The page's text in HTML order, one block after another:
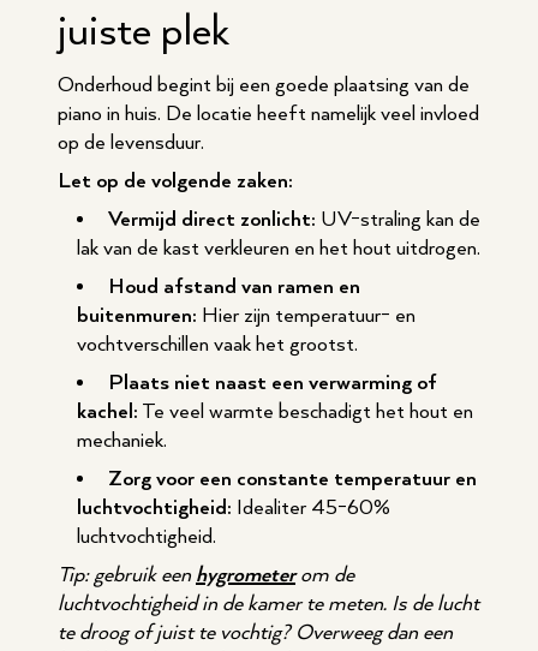
juiste plek
Onderhoud begint bij een goede plaatsing van de
piano in huis. De locatie heeft namelijk veel invloed
op de levensduur.
Let op de volgende zaken:
Vermijd direct zonlicht: UV-straling kan de
lak van de kast verkleuren en het hout uitdrogen.
Houd afstand van ramen en
buitenmuren: Hier zijn temperatuur- en
vochtverschillen vaak het grootst.
Plaats niet naast een verwarming of
kachel: Te veel warmte beschadigt het hout en
mechaniek.
Zorg voor een constante temperatuur en
luchtvochtigheid: Idealiter 45-60%
luchtvochtigheid.
Tip: gebruik een hygrometerom de
luchtvochtigheid in de kamer te meten. Is de lucht
te droog of juist te vochtig? Overweeg dan een